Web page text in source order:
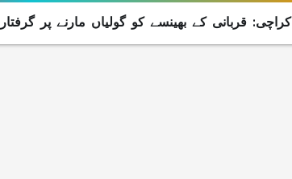
کراچی: قربانی کے بھینسے کو گولیاں مارنے پر گرفتار 8 افراد کی ضمانت منظور